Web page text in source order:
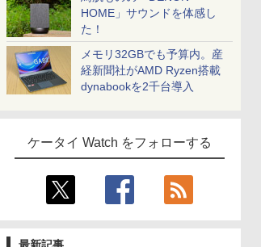
HOME」サウンドを体感し
た！
メモリ32GBでも予算内。産
経新聞社がAMD Ryzen搭載
dynabookを2千台導入
ケータイ Watch をフォローする